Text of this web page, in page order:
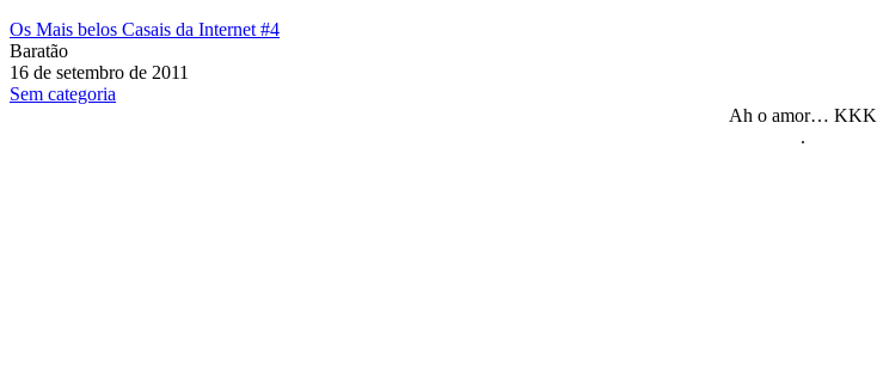
Os Mais belos Casais da Internet #4
Baratão
16 de setembro de 2011
Sem categoria
Ah o amor… KKK
.